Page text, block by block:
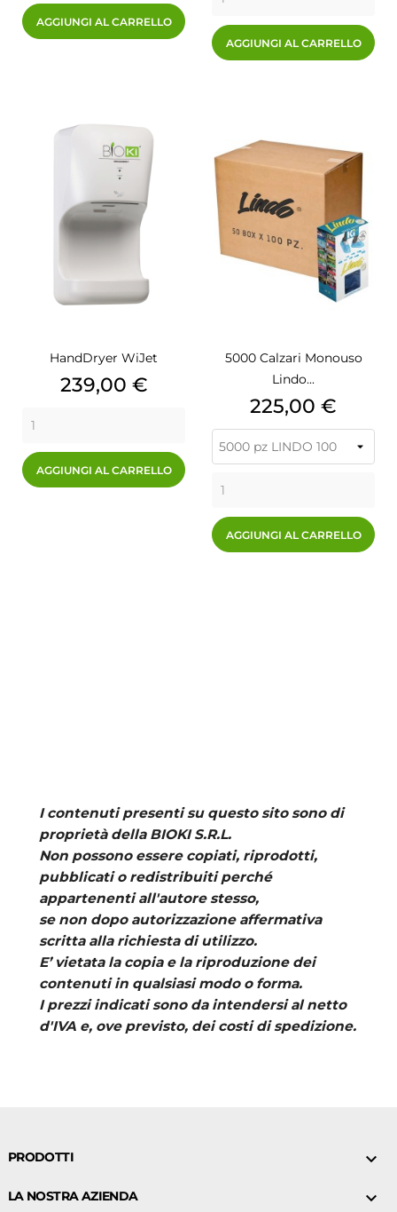
AGGIUNGI AL CARRELLO
AGGIUNGI AL CARRELLO
HandDryer WiJet
Prezzo
239,00 €
AGGIUNGI AL CARRELLO
5000 Calzari Monouso
Lindo...
Prezzo
225,00 €
AGGIUNGI AL CARRELLO
I contenuti presenti su questo sito sono di
proprietà della BIOKI S.R.L.
Non possono essere copiati, riprodotti,
pubblicati o redistribuiti perché
appartenenti all'autore stesso,
se non dopo autorizzazione affermativa
scritta alla richiesta di utilizzo.
E’ vietata la copia e la riproduzione dei
contenuti in qualsiasi modo o forma.
I prezzi indicati sono da intendersi al netto
d'IVA e, ove previsto, dei costi di spedizione.
PRODOTTI 
LA NOSTRA AZIENDA 